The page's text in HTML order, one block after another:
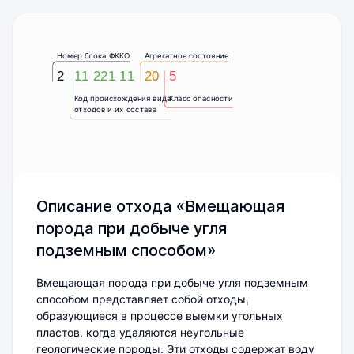
2
Номер блока ФККО
Код происхождения вида
отходов и их состава
11 221 11
Агрегатное состояние
20
Класс опасности
5
Описание отхода «Вмещающая
порода при добыче угля
подземным способом»
Вмещающая порода при добыче угля подземным
способом представляет собой отходы,
образующиеся в процессе выемки угольных
пластов, когда удаляются неугольные
геологические породы. Эти отходы содержат воду